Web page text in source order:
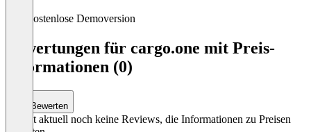
Kostenlose Demoversion
Bewertungen für cargo.one mit Preis-
Informationen (0)
Bewerten
Es gibt aktuell noch keine Reviews, die Informationen zu Preisen